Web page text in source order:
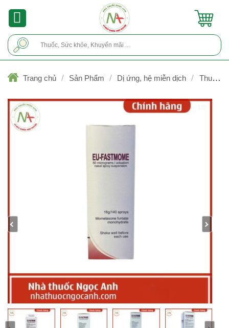
Trang chủ / Sản Phẩm / Dị ứng, hệ miễn dịch /
Thuốc dị